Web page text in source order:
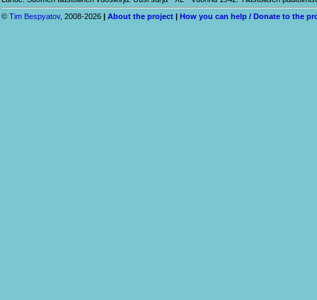
© Tim Bespyatov, 2008-2026 About the project How you can help / Donate to the